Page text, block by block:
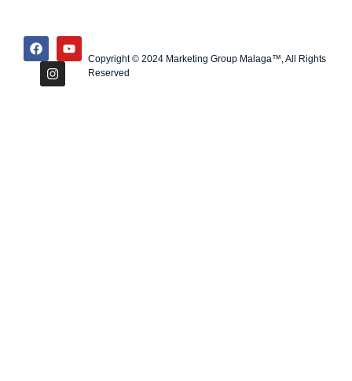
Copyright © 2024 Marketing Group Malaga™, All Rights
Reserved